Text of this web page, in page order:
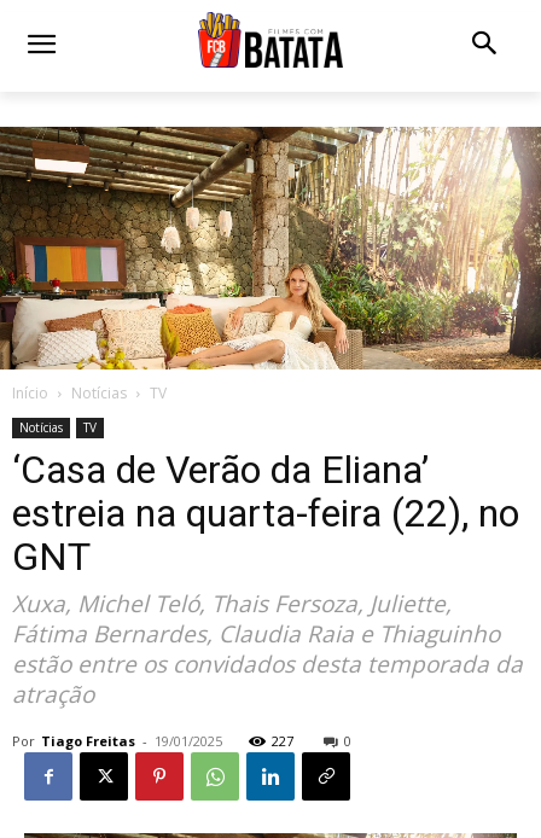
Início Notícias TV
Notícias TV
‘Casa de Verão da Eliana’
estreia na quarta-feira (22), no
GNT
Xuxa, Michel Teló, Thais Fersoza, Juliette,
Fátima Bernardes, Claudia Raia e Thiaguinho
estão entre os convidados desta temporada da
atração
Por Tiago Freitas - 19/01/2025 227 0